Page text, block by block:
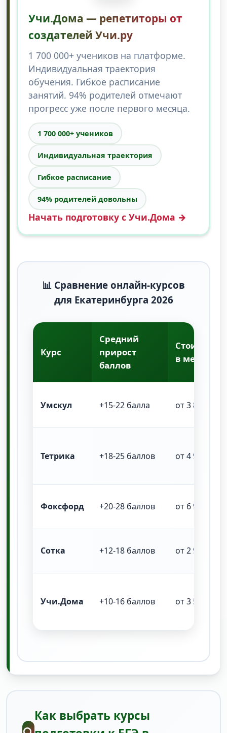
Учи.Дома — репетиторы от
создателей Учи.ру
1 700 000+ учеников на платформе.
Индивидуальная траектория
обучения. Гибкое расписание
занятий. 94% родителей отмечают
прогресс уже после первого месяца.
1 700 000+ учеников
Индивидуальная траектория
Гибкое расписание
94% родителей довольны
Начать подготовку с Учи.Дома →
📊 Сравнение онлайн-курсов
для Екатеринбурга 2026
Курс
Средний
прирост
баллов
Стоимость
в месяц
Умскул +15-22 балла от 3 800 ₽
Тетрика +18-25 баллов от 4 900 ₽
Фоксфорд +20-28 баллов от 6 900 ₽
Сотка +12-18 баллов от 2 900 ₽
Учи.Дома +10-16 баллов от 3 500 ₽
Как выбрать курсы